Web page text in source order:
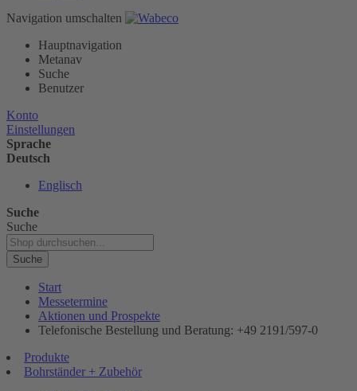
Navigation umschalten
Hauptnavigation
Metanav
Suche
Benutzer
Konto
Einstellungen
Sprache
Deutsch
Englisch
Suche
Suche
Suche
Start
Messetermine
Aktionen und Prospekte
Telefonische Bestellung und Beratung: +49 2191/597-0
Produkte
Bohrständer + Zubehör